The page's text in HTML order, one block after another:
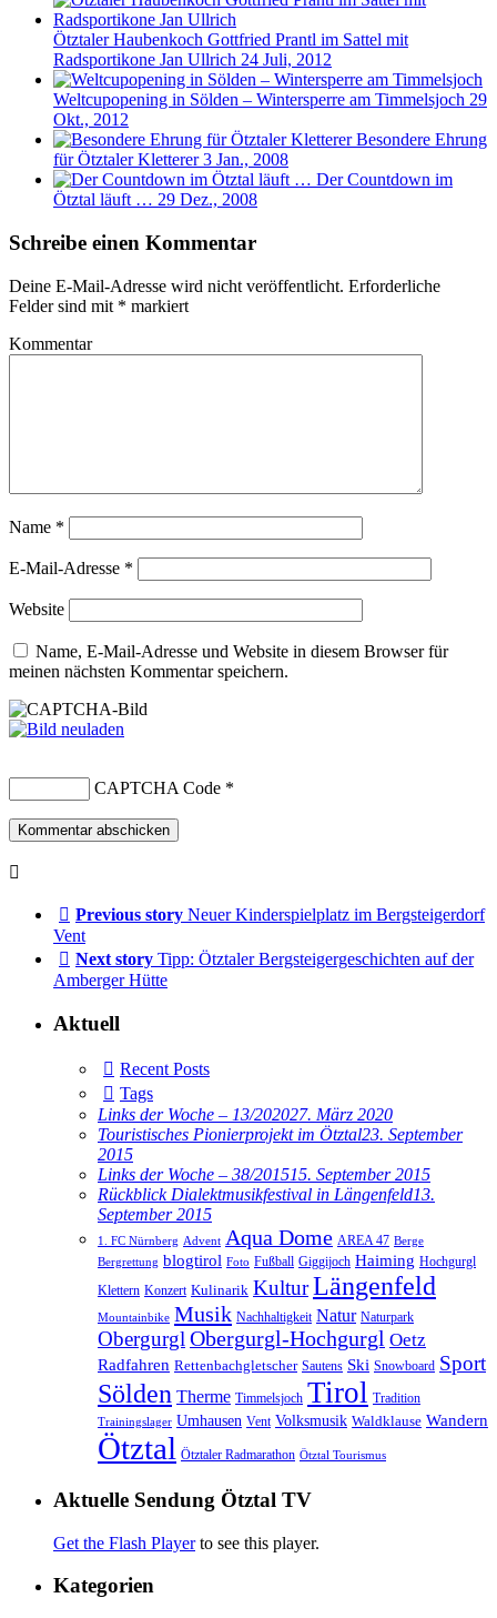
Ötztaler Haubenkoch Gottfried Prantl im Sattel mit
Radsportikone Jan Ullrich 24 Juli, 2012
Weltcupopening in Sölden – Wintersperre am Timmelsjoch 29
Okt., 2012
Besondere Ehrung
für Ötztaler Kletterer 3 Jan., 2008
Der Countdown im
Ötztal läuft … 29 Dez., 2008
Schreibe einen Kommentar
Deine E-Mail-Adresse wird nicht veröffentlicht. Erforderliche
Felder sind mit * markiert
Kommentar
Name *
E-Mail-Adresse *
Website
Name, E-Mail-Adresse und Website in diesem Browser für
meinen nächsten Kommentar speichern.
CAPTCHA Code *
Previous story Neuer Kinderspielplatz im Bergsteigerdorf
Vent
Next story Tipp: Ötztaler Bergsteigergeschichten auf der
Amberger Hütte
Aktuell
Recent Posts
Tags
Links der Woche – 13/202027. März 2020
Touristisches Pionierprojekt im Ötztal23. September
2015
Links der Woche – 38/201515. September 2015
Rückblick Dialektmusikfestival in Längenfeld13.
September 2015
1. FC Nürnberg Advent Aqua Dome AREA 47 Berge
Bergrettung blogtirol Foto Fußball Giggijoch Haiming Hochgurgl
Klettern Konzert Kulinarik KulturLängenfeld
Mountainbike Musik Nachhaltigkeit Natur Naturpark
ObergurglObergurgl-Hochgurgl Oetz
Radfahren Rettenbachgletscher Sautens Ski Snowboard Sport
Sölden Therme Timmelsjoch Tirol Tradition
Trainingslager Umhausen Vent Volksmusik Waldklause Wandern
Ötztal Ötztaler Radmarathon Ötztal Tourismus
Aktuelle Sendung Ötztal TV
Get the Flash Playerto see this player.
Kategorien